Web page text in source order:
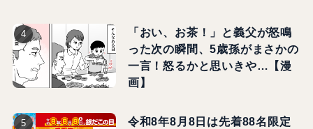
「おい、お茶！」と義父が怒鳴
った次の瞬間、5歳孫がまさかの
一言！怒るかと思いきや…【漫
画】
令和8年8月8日は先着88名限定